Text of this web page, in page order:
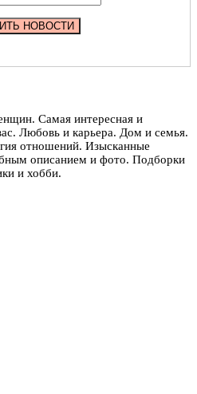
Самая интересная и
Любовь и карьера. Дом и семья.
отношений. Изысканные
описанием и фото. Подборки
и хобби.